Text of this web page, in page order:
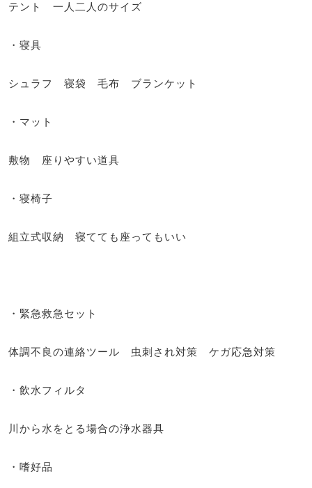
テント 一人二人のサイズ
・寝具
シュラフ 寝袋 毛布 ブランケット
・マット
敷物 座りやすい道具
・寝椅子
組立式収納 寝てても座ってもいい
・緊急救急セット
体調不良の連絡ツール 虫刺され対策 ケガ応急対策
・飲水フィルタ
川から水をとる場合の浄水器具
・嗜好品